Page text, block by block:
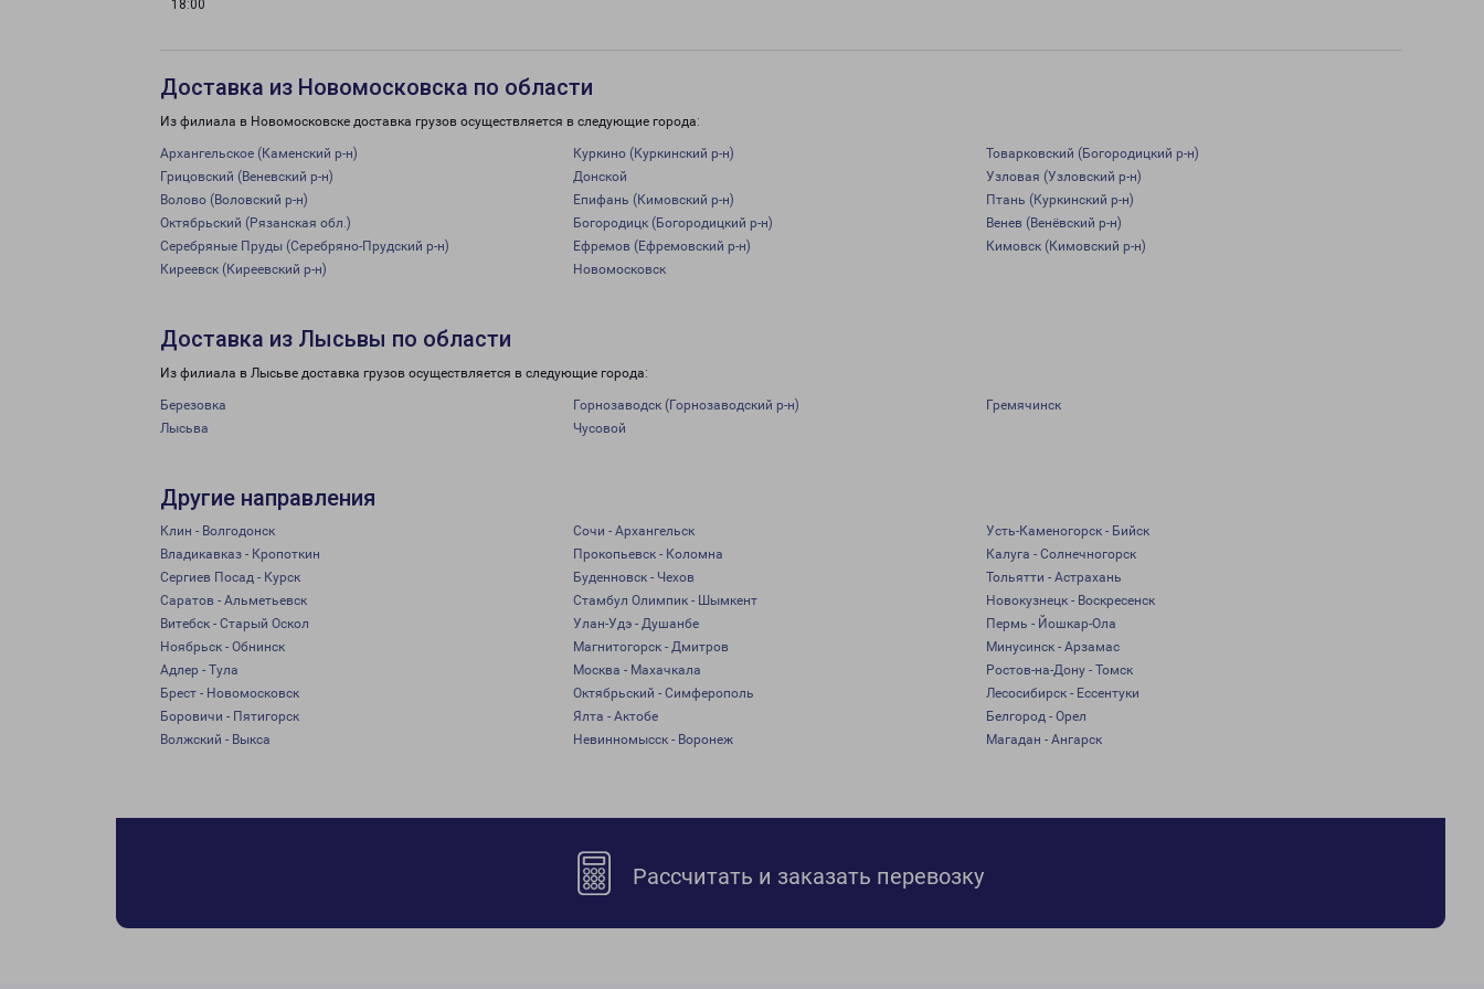
18:00
Доставка из Новомосковска по области
Из филиала в Новомосковске доставка грузов осуществляется в следующие города:
Архангельское (Каменский р-н) Куркино (Куркинский р-н)
Товарковский (Богородицкий р-н)
Грицовский (Веневский р-н)
Донской
Узловая (Узловский р-н)
Волово (Воловский р-н)
Епифань (Кимовский р-н)
Птань (Куркинский р-н)
Октябрьский (Рязанская обл.)
Богородицк (Богородицкий р-н)
Венев (Венёвский р-н)
Серебряные Пруды (Серебряно-Прудский р-н)
Ефремов (Ефремовский р-н)
Кимовск (Кимовский р-н)
Киреевск (Киреевский р-н)
Новомосковск
Доставка из Лысьвы по области
Из филиала в Лысьве доставка грузов осуществляется в следующие города:
Березовка Горнозаводск (Горнозаводский р-н)
Гремячинск
Лысьва
Чусовой
Другие направления
Клин - Волгодонск Сочи - Архангельск
Усть-Каменогорск - Бийск
Владикавказ - Кропоткин
Прокопьевск - Коломна
Калуга - Солнечногорск
Сергиев Посад - Курск
Буденновск - Чехов
Тольятти - Астрахань
Саратов - Альметьевск
Стамбул Олимпик - Шымкент
Новокузнецк - Воскресенск
Витебск - Старый Оскол
Улан-Удэ - Душанбе
Пермь - Йошкар-Ола
Ноябрьск - Обнинск
Магнитогорск - Дмитров
Минусинск - Арзамас
Адлер - Тула
Москва - Махачкала
Ростов-на-Дону - Томск
Брест - Новомосковск
Октябрьский - Симферополь
Лесосибирск - Ессентуки
Боровичи - Пятигорск
Ялта - Актобе
Белгород - Орел
Волжский - Выкса
Невинномысск - Воронеж Магадан - Ангарск
Рассчитать и заказать перевозку